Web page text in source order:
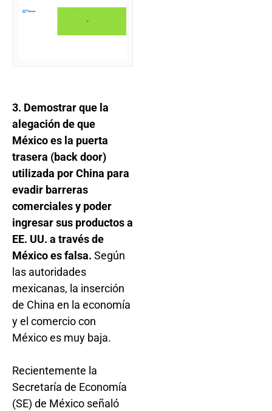
3. Demostrar que la
alegación de que
México es la puerta
trasera (back door)
utilizada por China para
evadir barreras
comerciales y poder
ingresar sus productos a
EE. UU. a través de
México es falsa. Según
las autoridades
mexicanas, la inserción
de China en la economía
y el comercio con
México es muy baja.
Recientemente la
Secretaría de Economía
(SE) de México señaló